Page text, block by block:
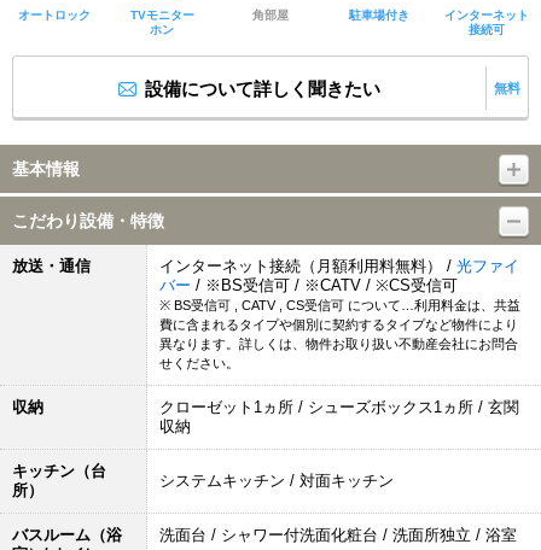
オートロック
TVモニター
ホン
角部屋 駐車場付き
インターネット
接続可
設備について詳しく聞きたい 無料
基本情報
こだわり設備・特徴
放送・通信 インターネット接続（月額利用料無料） / 光ファイ
バー / ※BS受信可 / ※CATV / ※CS受信可
※ BS受信可 , CATV , CS受信可 について…利用料金は、共益
費に含まれるタイプや個別に契約するタイプなど物件により
異なります。詳しくは、物件お取り扱い不動産会社にお問合
せください。
収納
クローゼット1ヵ所 / シューズボックス1ヵ所 / 玄関
収納
キッチン（台
所）
システムキッチン / 対面キッチン
バスルーム（浴
洗面台 / シャワー付洗面化粧台 / 洗面所独立 / 浴室